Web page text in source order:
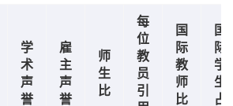
学
术
声
誉
雇
主
声
誉
师
生
比
每
位
教
员
引
国
际
教
师
比
国
际
学
生
占